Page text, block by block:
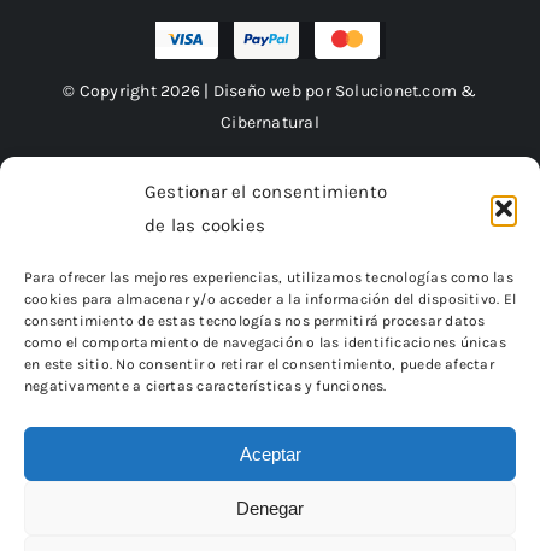
Gestionar el consentimiento
de las cookies
Para ofrecer las mejores experiencias, utilizamos tecnologías como las
cookies para almacenar y/o acceder a la información del dispositivo. El
consentimiento de estas tecnologías nos permitirá procesar datos
como el comportamiento de navegación o las identificaciones únicas
en este sitio. No consentir o retirar el consentimiento, puede afectar
negativamente a ciertas características y funciones.
Aceptar
Denegar
© Copyright 2026 | Diseño web por Solucionet.com &
Cibernatural
«Financiado por la Unión Europea – NextGenerationEU.